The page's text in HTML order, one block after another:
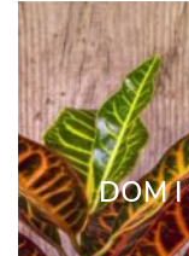
DOM I